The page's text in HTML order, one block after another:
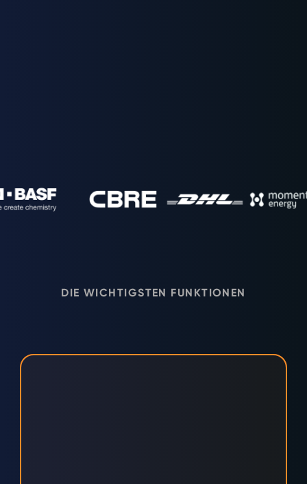
DIE WICHTIGSTEN FUNKTIONEN
KLÜGER